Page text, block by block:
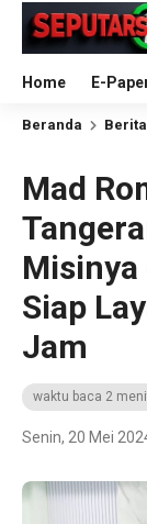
Home E-
Beranda Berita
Mad
Misinya
Siap
Jam
waktu baca 2
Senin, 20 Mei